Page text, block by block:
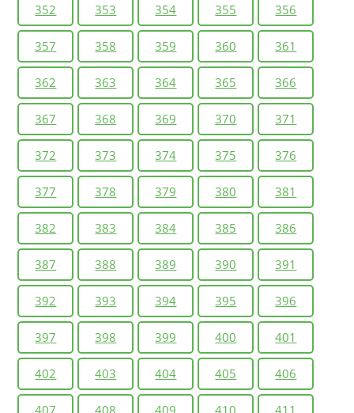
352 353 354 355 356
357 358 359 360 361
362 363 364 365 366
367 368 369 370 371
372 373 374 375 376
377 378 379 380 381
382 383 384 385 386
387 388 389 390 391
392 393 394 395 396
397 398 399 400 401
402 403 404 405 406
407 408 409 410 411